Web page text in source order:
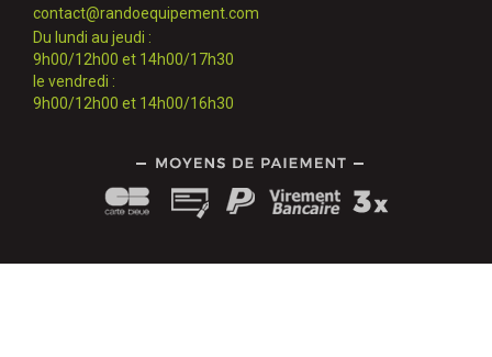
contact@randoequipement.com
Du lundi au jeudi :
9h00/12h00 et 14h00/17h30
le vendredi :
9h00/12h00 et 14h00/16h30